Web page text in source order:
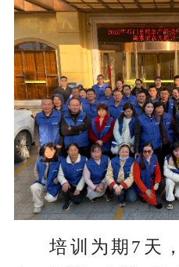
培训为期7天